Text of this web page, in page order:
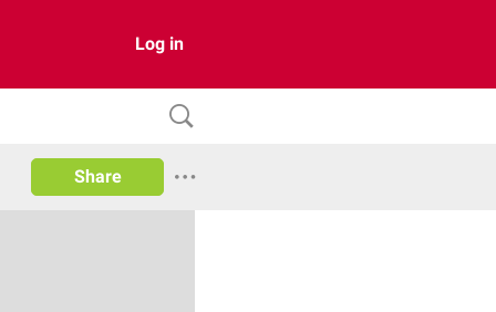
Log in
Share